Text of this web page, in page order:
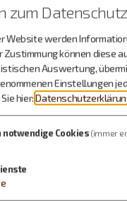
machen,
trinken…
zum Datenschutz
Website werden
können diese
Auswertung,
Einstellungen
hier:
notwendige Cookies (immer